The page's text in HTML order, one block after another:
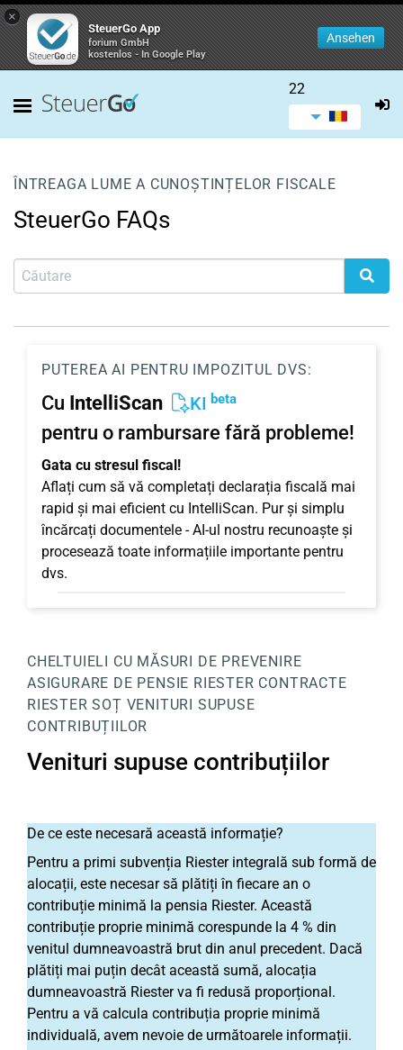
×
SteuerGo App
forium GmbH
kostenlos - In Google Play
Ansehen
22
ÎNTREAGA LUME A CUNOȘTINȚELOR FISCALE
SteuerGo FAQs
PUTEREA AI PENTRU IMPOZITUL DVS:
Cu IntelliScan KI beta
pentru o rambursare fără probleme!
Gata cu stresul fiscal!
Aflați cum să vă completați declarația fiscală mai
rapid și mai eficient cu IntelliScan. Pur și simplu
încărcați documentele - AI-ul nostru recunoaște și
procesează toate informațiile importante pentru
dvs.
CHELTUIELI CU MĂSURI DE PREVENIRE
ASIGURARE DE PENSIE RIESTER CONTRACTE
RIESTER SOȚ VENITURI SUPUSE
CONTRIBUȚIILOR
Venituri supuse contribuțiilor
De ce este necesară această informație?
Pentru a primi subvenția Riester integrală sub formă de
alocații, este necesar să plătiți în fiecare an o
contribuție minimă la pensia Riester. Această
contribuție proprie minimă corespunde la 4 % din
venitul dumneavoastră brut din anul precedent. Dacă
plătiți mai puțin decât această sumă, alocația
dumneavoastră Riester va fi redusă proporțional.
Pentru a vă calcula contribuția proprie minimă
individuală, avem nevoie de următoarele informații.